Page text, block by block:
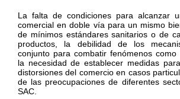
La falta de condiciones para alcanzar
comercial en doble vía para un mismo
de mínimos estándares sanitarios o de
productos, la debilidad de los
conjunto para combatir fenómenos
la necesidad de establecer medidas
distorsiones del comercio en casos
de las preocupaciones de diferentes
SAC.